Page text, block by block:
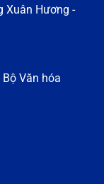
Xuân Hương -
Văn hóa